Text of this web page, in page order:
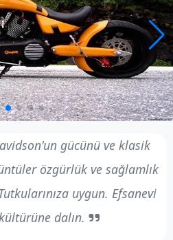
gücünü ve klasik
özgürlük ve sağlamlık
uygun. Efsanevi
dalın.